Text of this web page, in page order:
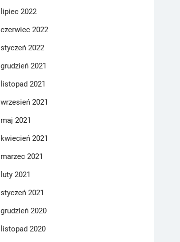
lipiec 2022
czerwiec 2022
styczeń 2022
grudzień 2021
listopad 2021
wrzesień 2021
maj 2021
kwiecień 2021
marzec 2021
luty 2021
styczeń 2021
grudzień 2020
listopad 2020